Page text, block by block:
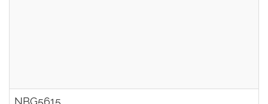
NBG5615